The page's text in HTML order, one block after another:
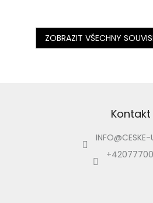
133,...
ZOBRAZIT VŠECHNY
Kontakt
INFO@CESKE-